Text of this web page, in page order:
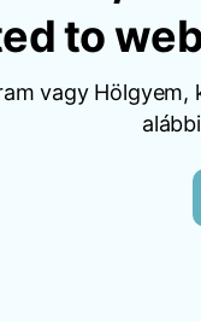
to
vagy Hölgyem,